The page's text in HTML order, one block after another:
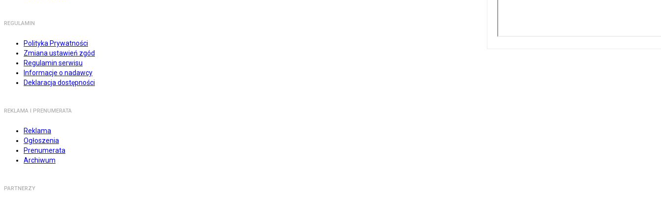
REGULAMIN
Polityka Prywatności
Zmiana ustawień zgód
Regulamin serwisu
Informacje o nadawcy
Deklaracja dostępności
REKLAMA I PRENUMERATA
Reklama
Ogłoszenia
Prenumerata
Archiwum
PARTNERZY